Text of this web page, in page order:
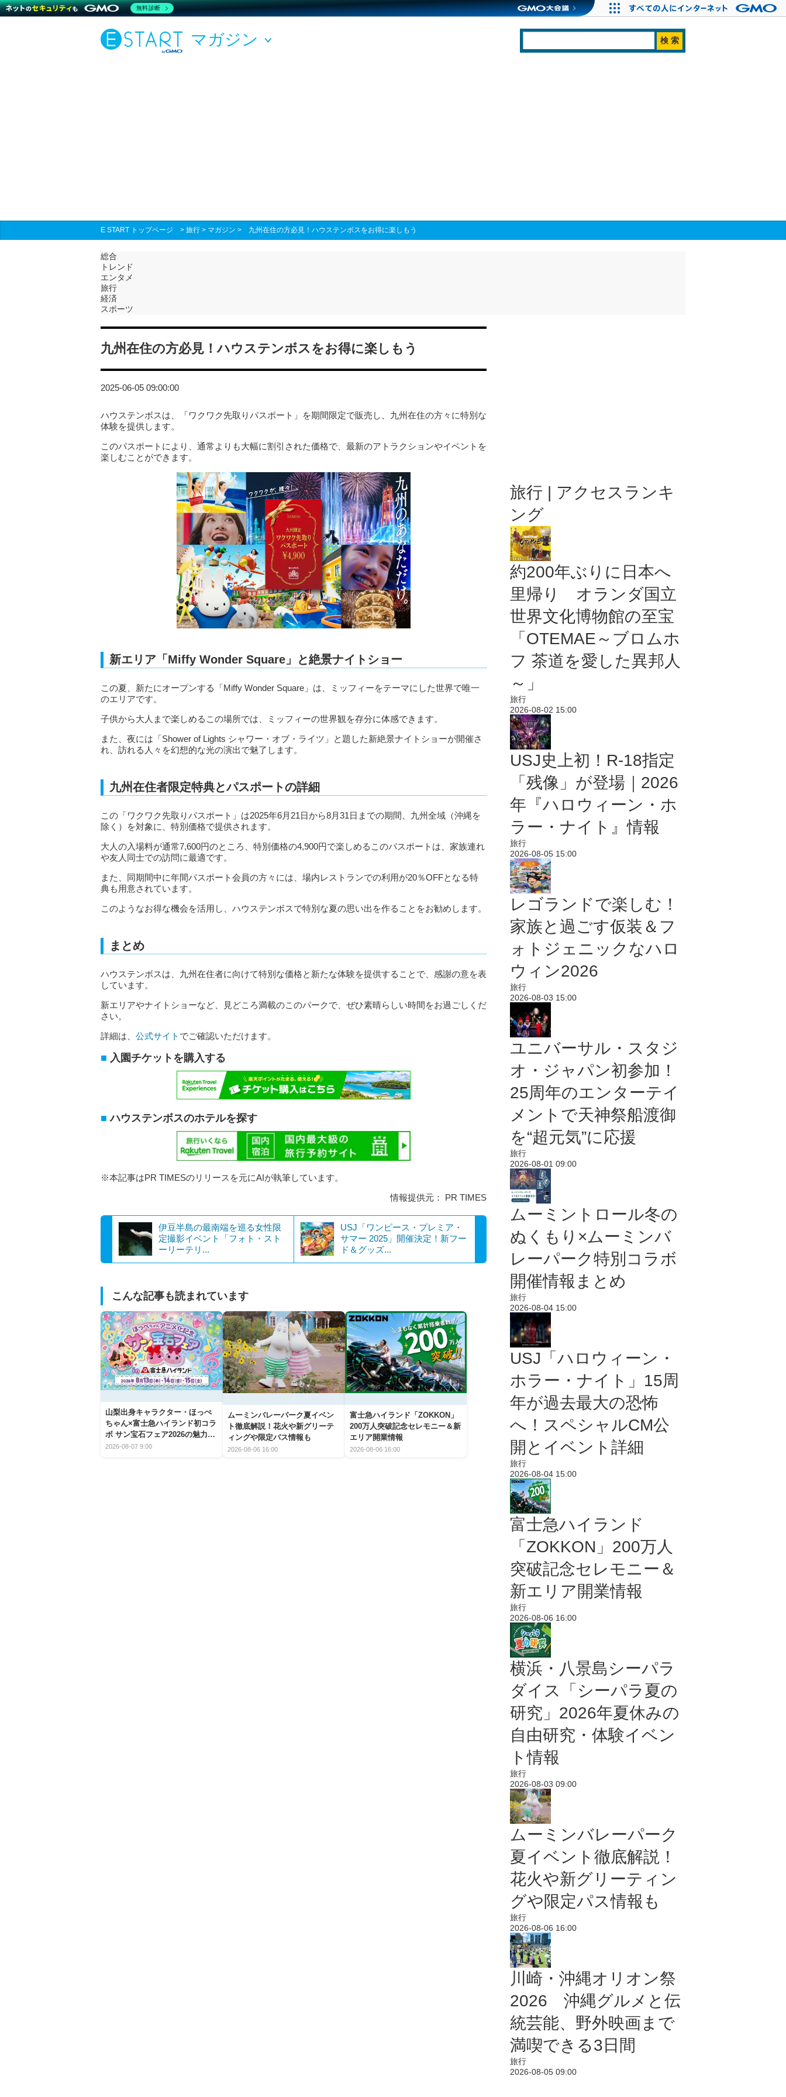
マガジン
E START トップページ > 旅行 > マガジン > 九州在住の方必見！ハウステンボスをお得に楽しもう
総合
トレンド
エンタメ
旅行
経済
スポーツ
九州在住の方必見！ハウステンボスをお得に楽しもう
2025-06-05 09:00:00
ハウステンボスは、「ワクワク先取りパスポート」を期間限定で販売し、九州在住の方々に特別な
体験を提供します。
このパスポートにより、通常よりも大幅に割引された価格で、最新のアトラクションやイベントを
楽しむことができます。
新エリア「Miffy Wonder Square」と絶景ナイトショー
この夏、新たにオープンする「Miffy Wonder Square」は、ミッフィーをテーマにした世界で唯一
のエリアです。
子供から大人まで楽しめるこの場所では、ミッフィーの世界観を存分に体感できます。
また、夜には「Shower of Lights シャワー・オブ・ライツ」と題した新絶景ナイトショーが開催さ
れ、訪れる人々を幻想的な光の演出で魅了します。
九州在住者限定特典とパスポートの詳細
この「ワクワク先取りパスポート」は2025年6月21日から8月31日までの期間、九州全域（沖縄を
除く）を対象に、特別価格で提供されます。
大人の入場料が通常7,600円のところ、特別価格の4,900円で楽しめるこのパスポートは、家族連れ
や友人同士での訪問に最適です。
また、同期間中に年間パスポート会員の方々には、場内レストランでの利用が20％OFFとなる特
典も用意されています。
このようなお得な機会を活用し、ハウステンボスで特別な夏の思い出を作ることをお勧めします。
まとめ
ハウステンボスは、九州在住者に向けて特別な価格と新たな体験を提供することで、感謝の意を表
しています。
新エリアやナイトショーなど、見どころ満載のこのパークで、ぜひ素晴らしい時間をお過ごしくだ
さい。
詳細は、 公式サイト でご確認いただけます。
入園チケットを購入する
ハウステンボスのホテルを探す
※本記事はPR TIMESのリリースを元にAIが執筆しています。
情報提供元： PR TIMES
伊豆半島の最南端を巡る女性限
定撮影イベント「フォト・スト
ーリーテリ...
USJ「ワンピース・プレミア・
サマー 2025」開催決定！新フー
ド＆グッズ...
こんな記事も読まれています
山梨出身キャラクター・ほっぺ
ちゃん×富士急ハイランド初コラ
ボ サン宝石フェア2026の魅力と
楽しみ方
2026-08-07 9:00
ムーミンバレーパーク夏イベン
ト徹底解説！花火や新グリーテ
ィングや限定パス情報も
2026-08-06 16:00
富士急ハイランド「ZOKKON」
200万人突破記念セレモニー＆新
エリア開業情報
2026-08-06 16:00
旅行 | アクセスランキ
ング
約200年ぶりに日本へ
里帰り オランダ国立
世界文化博物館の至宝
「OTEMAE～ブロムホ
フ 茶道を愛した異邦人
～」
旅行
2026-08-02 15:00
USJ史上初！R-18指定
「残像」が登場｜2026
年『ハロウィーン・ホ
ラー・ナイト』情報
旅行
2026-08-05 15:00
レゴランドで楽しむ！
家族と過ごす仮装＆フ
ォトジェニックなハロ
ウィン2026
旅行
2026-08-03 15:00
ユニバーサル・スタジ
オ・ジャパン初参加！
25周年のエンターテイ
メントで天神祭船渡御
を“超元気”に応援
旅行
2026-08-01 09:00
ムーミントロール冬の
ぬくもり×ムーミンバ
レーパーク特別コラボ
開催情報まとめ
旅行
2026-08-04 15:00
USJ「ハロウィーン・
ホラー・ナイト」15周
年が過去最大の恐怖
へ！スペシャルCM公
開とイベント詳細
旅行
2026-08-04 15:00
富士急ハイランド
「ZOKKON」200万人
突破記念セレモニー＆
新エリア開業情報
旅行
2026-08-06 16:00
横浜・八景島シーパラ
ダイス「シーパラ夏の
研究」2026年夏休みの
自由研究・体験イベン
ト情報
旅行
2026-08-03 09:00
ムーミンバレーパーク
夏イベント徹底解説！
花火や新グリーティン
グや限定パス情報も
旅行
2026-08-06 16:00
川崎・沖縄オリオン祭
2026 沖縄グルメと伝
統芸能、野外映画まで
満喫できる3日間
旅行
2026-08-05 09:00
無料診断